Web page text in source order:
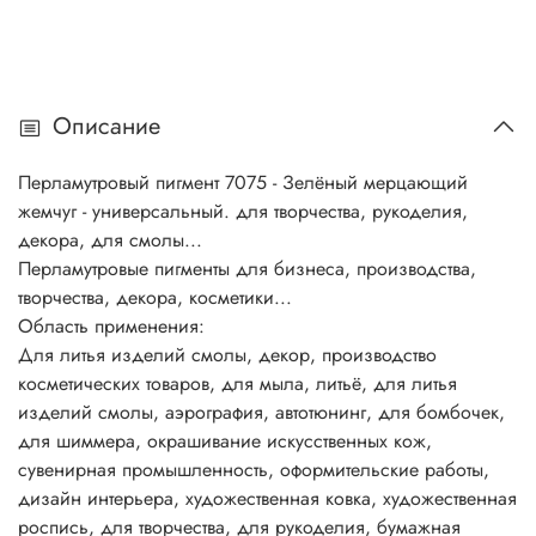
в сочетании с обычными пигментами определяют цвет,
Разнообразие перламутровых пигментов способствует
созданию множества цветовых блестящих эффектов и
выразительных оттенков.
Описание:
Основной компонент многих перламутровых пигментов -
природная минеральная слюда, покрытая слоем
диоксида титана, оксида железа, или же двумя
оксидами, имеющими различные показатели
преломления. Перламутровые пигменты хорошо
сочетаются со всеми типами органических красителей,
растворимых в воде или масле.
Перламутровые пигменты в сочетании с обычными
Описание
Перламутровый пигмент 7075 - Зелёный мерцающий
жемчуг - универсальный. для творчества, рукоделия,
декора, для смолы...
Перламутровые пигменты для бизнеса, производства,
творчества, декора, косметики...
Область применения:
Для литья изделий смолы, декор, производство
косметических товаров, для мыла, литьё, для литья
изделий смолы, аэрография, автотюнинг, для бомбочек,
для шиммера, окрашивание искусственных кож,
сувенирная промышленность, оформительские работы,
дизайн интерьера, художественная ковка, художественная
роспись, для творчества, для рукоделия, бумажная